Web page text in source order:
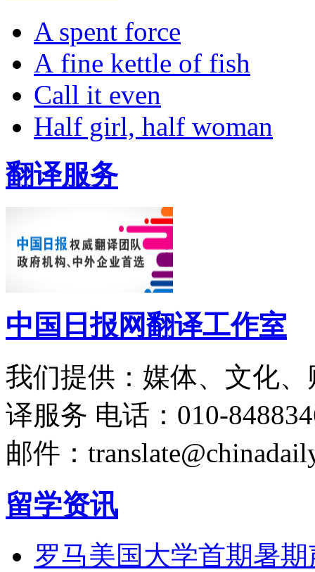
A spent force
A fine kettle of fish
Call it even
Half girl, half woman
翻译服务
中国日报网翻译工作室
我们提供：媒体、文化
译服务 电话：010-
邮件：
留学资讯
罗马美国大学首期暑